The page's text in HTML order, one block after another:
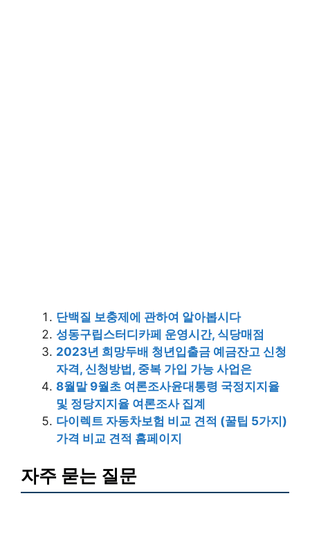
단백질 보충제에 관하여 알아봅시다
성동구립스터디카페 운영시간, 식당매점
2023년 희망두배 청년입출금 예금잔고 신청
자격, 신청방법, 중복 가입 가능 사업은
8월말 9월초 여론조사윤대통령 국정지지율
및 정당지지율 여론조사 집계
다이렉트 자동차보험 비교 견적 (꿀팁 5가지)
가격 비교 견적 홈페이지
자주 묻는 질문